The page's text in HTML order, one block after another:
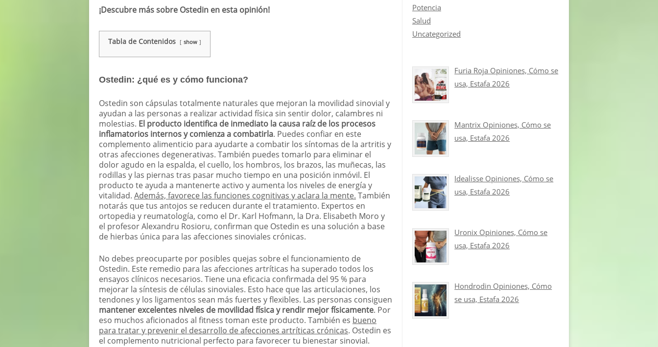
¡Descubre más sobre Ostedin en esta opinión!
Tabla de Contenidos show
Ostedin: ¿qué es y cómo funciona?
Ostedin son cápsulas totalmente naturales que mejoran la movilidad sinovial y
ayudan a las personas a realizar actividad física sin sentir dolor, calambres ni
molestias. El producto identifica de inmediato la causa raíz de los procesos
inflamatorios internos y comienza a combatirla. Puedes confiar en este
complemento alimenticio para ayudarte a combatir los síntomas de la artritis y
otras afecciones degenerativas. También puedes tomarlo para eliminar el
dolor agudo en la espalda, el cuello, los hombros, los brazos, las muñecas, las
rodillas y las piernas tras pasar mucho tiempo en una posición inmóvil. El
producto te ayuda a mantenerte activo y aumenta los niveles de energía y
vitalidad. Además, favorece las funciones cognitivas y aclara la mente. También
notarás que tus antojos se reducen durante el tratamiento. Expertos en
ortopedia y reumatología, como el Dr. Karl Hofmann, la Dra. Elisabeth Moro y
el profesor Alexandru Rosioru, confirman que Ostedin es una solución a base
de hierbas única para las afecciones sinoviales crónicas.
No debes preocuparte por posibles quejas sobre el funcionamiento de
Ostedin. Este remedio para las afecciones artríticas ha superado todos los
ensayos clínicos necesarios. Tiene una eficacia confirmada del 95 % para
mejorar la síntesis de células sinoviales. Esto hace que las articulaciones, los
tendones y los ligamentos sean más fuertes y flexibles. Las personas consiguen
mantener excelentes niveles de movilidad física y rendir mejor físicamente. Por
eso muchos aficionados al fitness toman este producto. También es bueno
para tratar y prevenir el desarrollo de afecciones artríticas crónicas. Ostedin es
el complemento nutricional perfecto para favorecer tu bienestar sinovial.
Potencia
Salud
Uncategorized
Furia Roja Opiniones, Cómo se
usa, Estafa 2026
Mantrix Opiniones, Cómo se
usa, Estafa 2026
Idealisse Opiniones, Cómo se
usa, Estafa 2026
Uronix Opiniones, Cómo se
usa, Estafa 2026
Hondrodin Opiniones, Cómo
se usa, Estafa 2026